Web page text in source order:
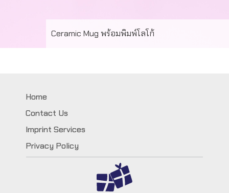
Ceramic Mug พร้อมพิมพ์โลโก้
Home
Contact Us
Imprint Services
Privacy Policy